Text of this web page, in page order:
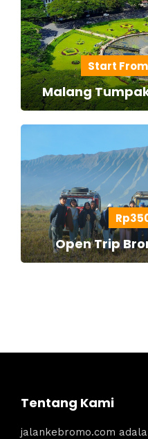
Start
Malang
Open Trip
Tentang Kami
jalankebromo.com